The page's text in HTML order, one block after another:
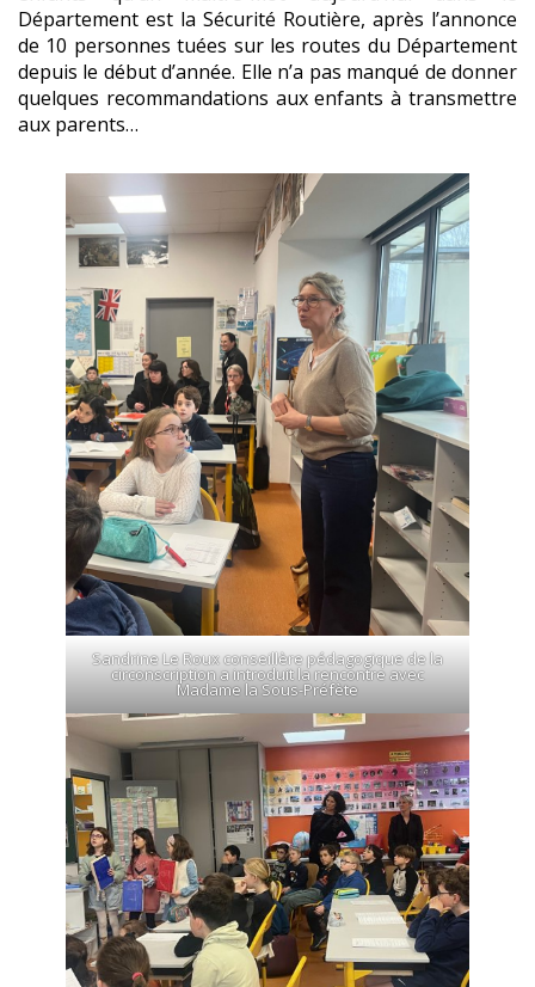
Département est la Sécurité Routière, après l’annonce
de 10 personnes tuées sur les routes du Département
depuis le début d’année. Elle n’a pas manqué de donner
quelques recommandations aux enfants à transmettre
aux parents…
Sandrine Le Roux conseillère pédagogique de la
circonscription a introduit la rencontre avec
Madame la Sous-Préfète